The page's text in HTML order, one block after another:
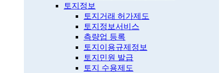
토지정보
토지거래 허가제도
토지정보서비스
측량업 등록
토지이용규제정보
토지민원 발급
토지 수용제도